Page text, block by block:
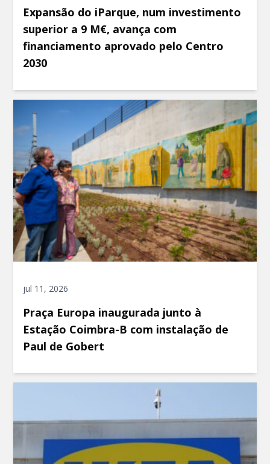
Expansão do iParque, num investimento
superior a 9 M€, avança com
financiamento aprovado pelo Centro
2030
jul 11, 2026
Praça Europa inaugurada junto à
Estação Coimbra-B com instalação de
Paul de Gobert